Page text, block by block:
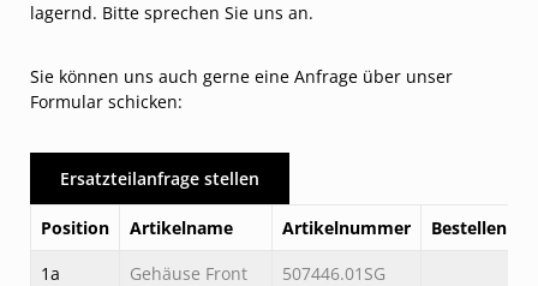
lagernd. Bitte sprechen Sie uns an.
Sie können uns auch gerne eine Anfrage über unser
Formular schicken:
Ersatzteilanfrage stellen
Position Artikelname Artikelnummer
Bestellen
1a
Gehäuse Front
507446.01SG